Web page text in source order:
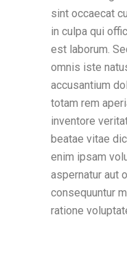
sint occaecat
in culpa qui
est laborum.
omnis iste
accusantium
totam rem
inventore
beatae vitae
enim ipsam
aspernatur aut
consequuntur
ratione